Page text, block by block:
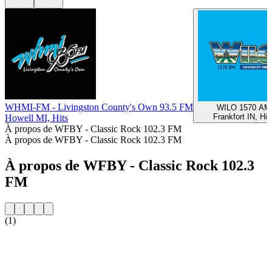
WHMI-FM - Livingston County's Own 93.5 FM
Howell MI, Hits
WILO 1570 AM
Frankfort IN,
À propos de WFBY - Classic Rock 102.3 FM
À propos de WFBY - Classic Rock 102.3 FM
À propos de WFBY - Classic Rock 102.3
FM
(1)